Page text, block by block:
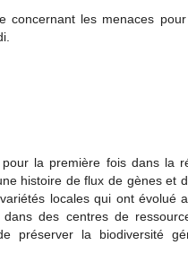
concernant les menaces
la première fois dans la
histoire de flux de gènes et
locales qui ont évolué
des centres de
préserver la biodiversité